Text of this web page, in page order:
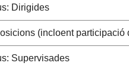
Dirigides
(incloent participació
Supervisades